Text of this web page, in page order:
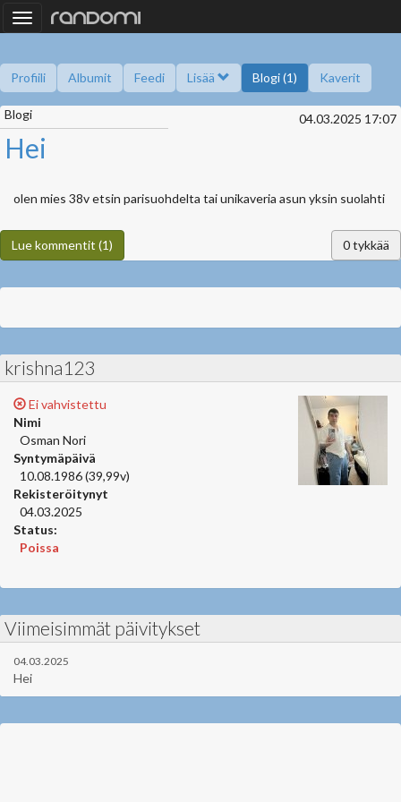
Toggle
navigation
Profiili Albumit Feedi Lisää Blogi (1) Kaverit
Kysy minulta Saavutukset
04.03.2025 17:07
Blogi
Hei
olen mies 38v etsin parisuohdelta tai unikaveria asun yksin suolahti
0tykkää
Lue kommentit (1)
krishna123
Ei vahvistettu
Nimi
Osman Nori
Syntymäpäivä
10.08.1986 (39,99v)
Rekisteröitynyt
04.03.2025
Status:
Poissa
Viimeisimmät päivitykset
04.03.2025
Hei